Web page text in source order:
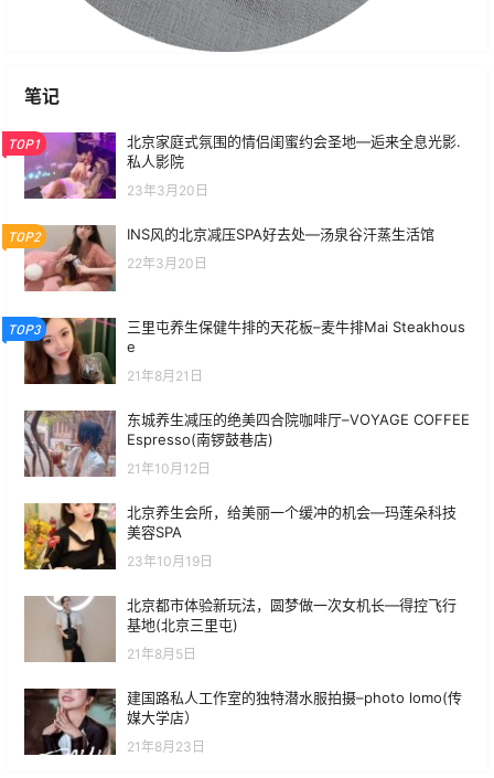
笔记
TOP1
北京家庭式氛围的情侣闺蜜约会圣地—逅来全息光影.
私人影院
23年3月20日
TOP2 INS风的北京减压SPA好去处—汤泉谷汗蒸生活馆
22年3月20日
TOP3
三里屯养生保健牛排的天花板–麦牛排Mai Steakhous
e
21年8月21日
东城养生减压的绝美四合院咖啡厅–VOYAGE COFFEE
Espresso(南锣鼓巷店)
21年10月12日
北京养生会所，给美丽一个缓冲的机会—玛莲朵科技
美容SPA
23年10月19日
北京都市体验新玩法，圆梦做一次女机长—得控飞行
基地(北京三里屯)
21年8月5日
建国路私人工作室的独特潜水服拍摄–photo lomo(传
媒大学店）
21年8月23日